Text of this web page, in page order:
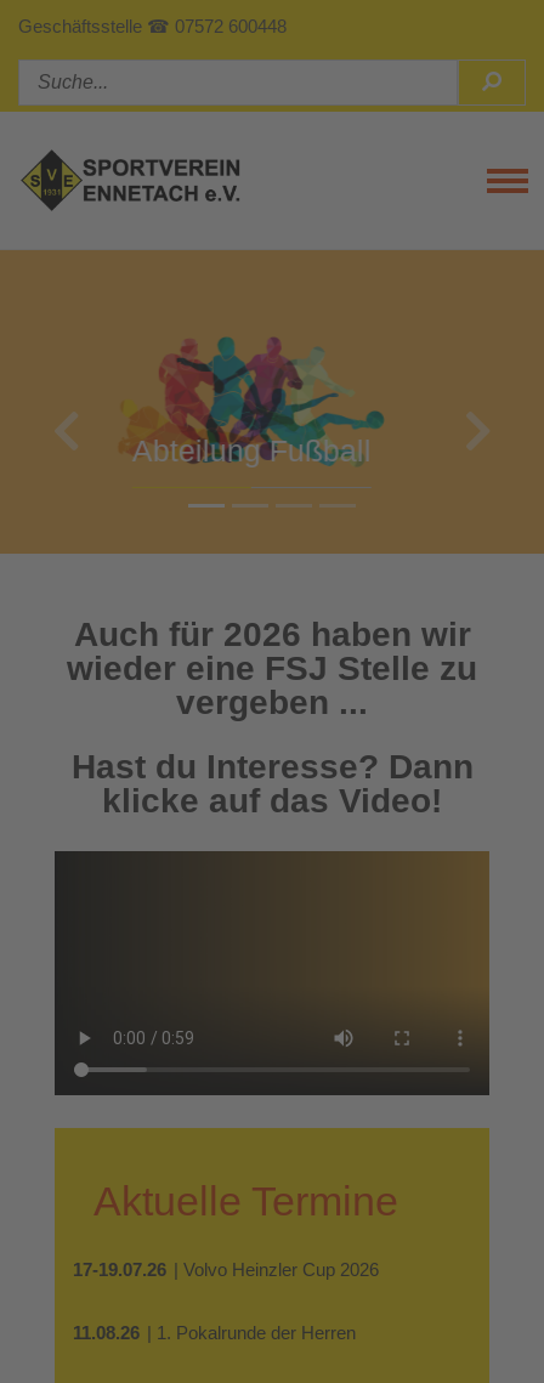
Geschäftsstelle ☎ 07572 600448
Abteilung Turnen
Previous
Auch für 2026 haben wir
wieder eine FSJ Stelle zu
vergeben ...
Hast du Interesse? Dann
klicke auf das Video!
Aktuelle Termine
17-19.07.26 | Volvo Heinzler Cup 2026
11.08.26 | 1. Pokalrunde der Herren